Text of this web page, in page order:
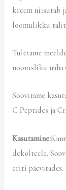
kreem niisutab
loomulikku
Tuletame
noorusliku
Soovitame
C Peptides ja
Kasutamine:
dekolteele.
eriti päevitades.